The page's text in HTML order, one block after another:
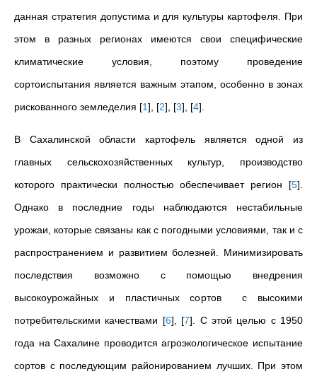
данная стратегия допустима и для культуры картофеля. При
этом в разных регионах имеются свои специфические
климатические условия, поэтому проведение
сортоиспытания является важным этапом, особенно в зонах
рискованного земледелия [1] [2] [3] [4]
В Сахалинской области картофель является одной из
главных сельскохозяйственных культур, производство
которого практически полностью обеспечивает регион [5]
Однако в последние годы наблюдаются нестабильные
урожаи, которые связаны как с погодными условиями, так и с
распространением и развитием болезней. Минимизировать
последствия возможно с помощью внедрения
высокоурожайных и пластичных сортов с высокими
потребительскими качествами [6] [7] . С этой целью с 1950
года на Сахалине проводится агроэкологическое испытание
сортов с последующим районированием лучших. При этом